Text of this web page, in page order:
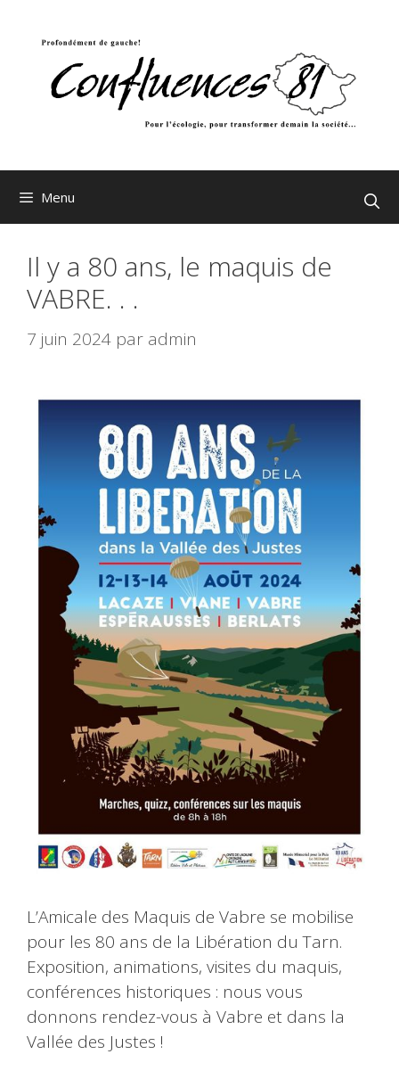
Menu
Il y a 80 ans, le maquis de
VABRE. . .
7 juin 2024 par admin
L’Amicale des Maquis de Vabre se mobilise
pour les 80 ans de la Libération du Tarn.
Exposition, animations, visites du maquis,
conférences historiques : nous vous
donnons rendez-vous à Vabre et dans la
Vallée des Justes !